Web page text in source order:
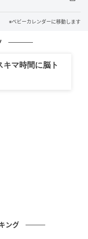
、下半身が動かな
は、本当にぞっと
※ベビーカレンダーに移動します
マ時間に脳ト
ング